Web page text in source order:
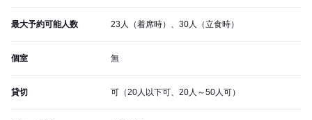
最大予約可能人数 23人（着席時）、30人（立食時）
個室 無
貸切 可（20人以下可、20人～50人可）